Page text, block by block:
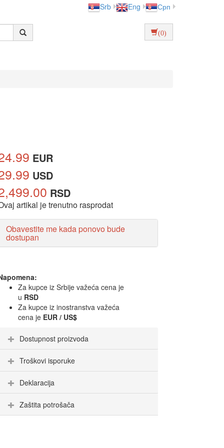
Srb Eng Срп
(0)
EUR
USD
RSD
artikal je trenutno rasprodat
Obavestite me kada ponovo bude
dostupan
Za kupce iz Srbije važeća cena je
u RSD
Za kupce iz inostranstva važeća
cena je EUR / US$
Dostupnost proizvoda
Troškovi isporuke
Deklaracija
Zaštita potrošača